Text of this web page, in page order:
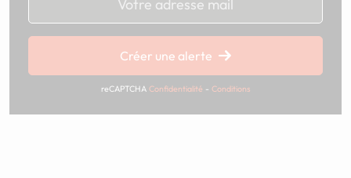
Chargement...
Créer une alerte
reCAPTCHA Confidentialité - Conditions